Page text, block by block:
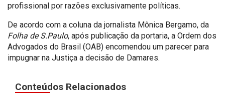
profissional por razões exclusivamente políticas.
De acordo com a coluna da jornalista Mônica Bergamo, da
Folha de S.Paulo, após publicação da portaria, a Ordem dos
Advogados do Brasil (OAB) encomendou um parecer para
impugnar na Justiça a decisão de Damares.
Conteúdos Relacionados